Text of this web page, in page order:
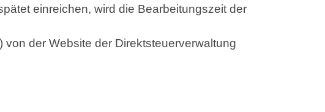
einreichen, wird die Bearbeitungszeit der
der Website der Direktsteuerverwaltung